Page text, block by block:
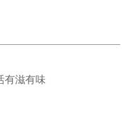
有滋有味